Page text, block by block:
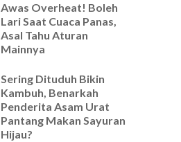
Awas Overheat! Boleh
Lari Saat Cuaca Panas,
Asal Tahu Aturan
Mainnya
Sering Dituduh Bikin
Kambuh, Benarkah
Penderita Asam Urat
Pantang Makan Sayuran
Hijau?